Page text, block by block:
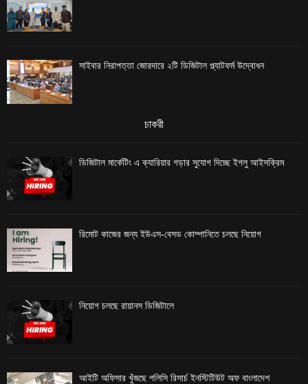
সাইবার নিরাপত্তা জোরদারে ২টি ডিজিটাল প্ল্যাটফর্ম উদ্বোধন
চাকরী
ডিজিটাল মার্কেটিং এ ক্যারিয়ার গড়ার সুযোগ দিচ্ছে ইগলু আইসক্রিম
রিমোট কাজের জন্য ইউএস-বেসড কোম্পানিতে চলছে নিয়োগ
নিয়োগ চলছে রায়ানস ডিজিটালে
আইটি অফিসার খুঁজছে পলিসি রিসার্চ ইনস্টিটিউট অফ বাংলাদেশ